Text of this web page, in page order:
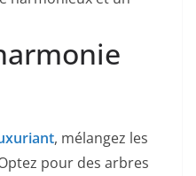
, mélangez les
pour des arbres